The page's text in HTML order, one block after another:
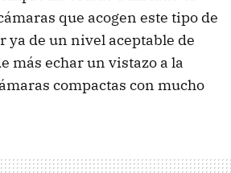
que acogen este tipo de
ya de un nivel aceptable de
más echar un vistazo a la
compactas con mucho